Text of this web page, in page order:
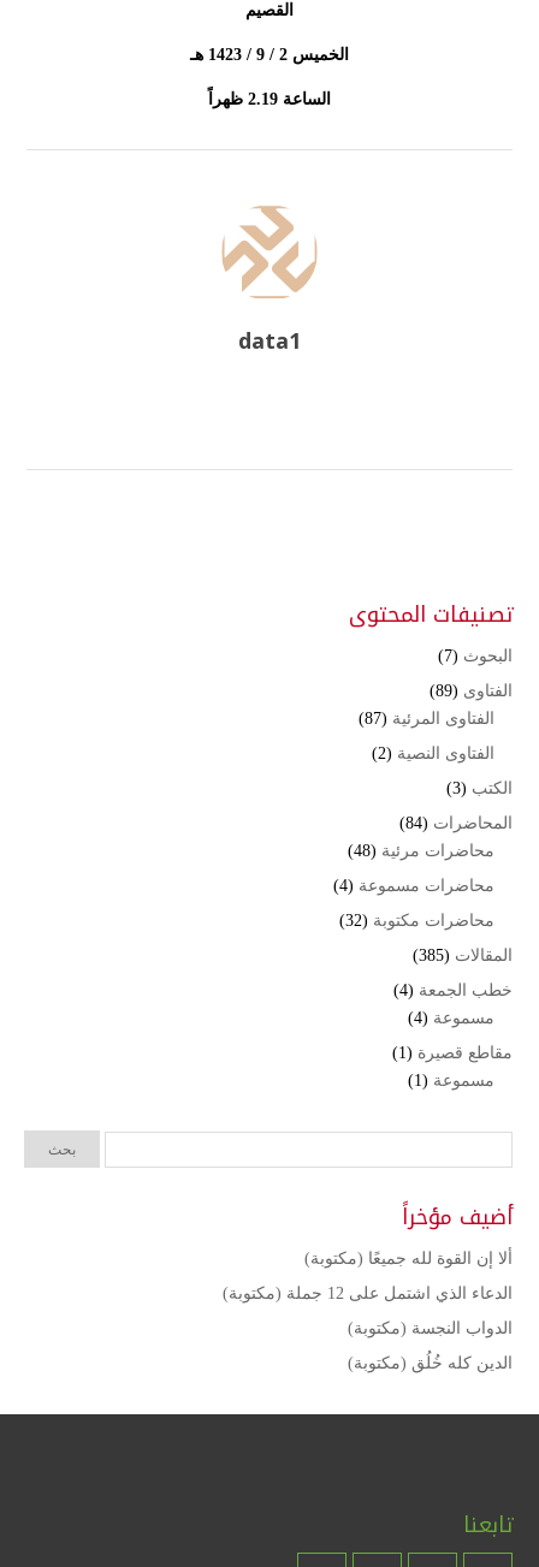
القصيم
الخميس 2 / 9 / 1423 هـ
الساعة 2.19 ظهراً
data1
تصنيفات المحتوى
البحوث (7)
الفتاوى (89)
الفتاوى المرئية (87)
الفتاوى النصية (2)
الكتب (3)
المحاضرات (84)
محاضرات مرئية (48)
محاضرات مسموعة (4)
محاضرات مكتوبة (32)
المقالات (385)
خطب الجمعة (4)
مسموعة (4)
مقاطع قصيرة (1)
مسموعة (1)
أضيف مؤخراً
ألا إن القوة لله جميعًا (مكتوبة)
الدعاء الذي اشتمل على 12 جملة (مكتوبة)
الدواب النجسة (مكتوبة)
الدين كله خُلُق (مكتوبة)
تابعنا